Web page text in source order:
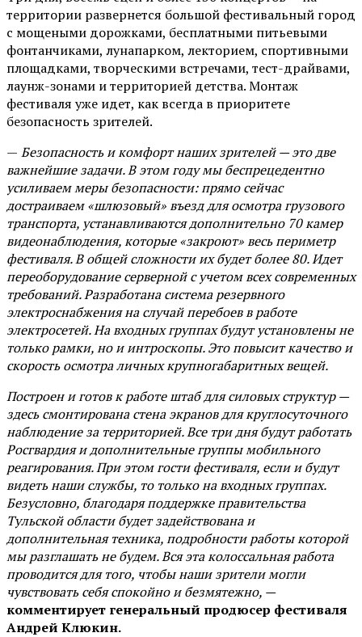
территории развернется большой фестивальный город
с мощеными дорожками, бесплатными питьевыми
фонтанчиками, лунапарком, лекторием, спортивными
площадками, творческими встречами, тест-драйвами,
лаунж-зонами и территорией детства. Монтаж
фестиваля уже идет, как всегда в приоритете
безопасность зрителей.
— Безопасность и комфорт наших зрителей — это две
важнейшие задачи. В этом году мы беспрецедентно
усиливаем меры безопасности: прямо сейчас
достраиваем «шлюзовый» въезд для осмотра грузового
транспорта, устанавливаются дополнительно 70 камер
видеонаблюдения, которые «закроют» весь периметр
фестиваля. В общей сложности их будет более 80. Идет
переоборудование серверной с учетом всех современных
требований. Разработана система резервного
электроснабжения на случай перебоев в работе
электросетей. На входных группах будут установлены не
только рамки, но и интроскопы. Это повысит качество и
скорость осмотра личных крупногабаритных вещей.
Построен и готов к работе штаб для силовых структур —
здесь смонтирована стена экранов для круглосуточного
наблюдение за территорией. Все три дня будут работать
Росгвардия и дополнительные группы мобильного
реагирования. При этом гости фестиваля, если и будут
видеть наши службы, то только на входных группах.
Безусловно, благодаря поддержке правительства
Тульской области будет задействована и
дополнительная техника, подробности работы которой
мы разглашать не будем. Вся эта колоссальная работа
проводится для того, чтобы наши зрители могли
чувствовать себя спокойно и безмятежно, —
комментирует генеральный продюсер фестиваля
Андрей Клюкин.